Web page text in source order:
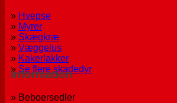
» Hvepse
» Myrer
» Skægkræ
» Væggelus
» Kakerlakker
» Se flere skadedyr
Information
» Beboersedler